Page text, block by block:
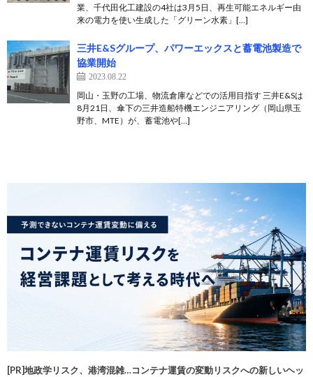
業、千代田化工建設の4社は3月5日、再生可能エネルギー由
来の電力を使い生成した「グリーン水素」[…]
三井E&Sグループ、パワーエックスと蓄電池製造で
協業開始
2023.08.22
岡山・玉野の工場、物流倉庫などでの活用目指す 三井E&Sは
8月21日、傘下の三井造船特機エンジニアリング（岡山県玉
野市、MTE）が、蓄電池や[…]
[PR]地政学リスク、港湾混雑…コンテナ運賃の変動リスクへの新しいヘッ